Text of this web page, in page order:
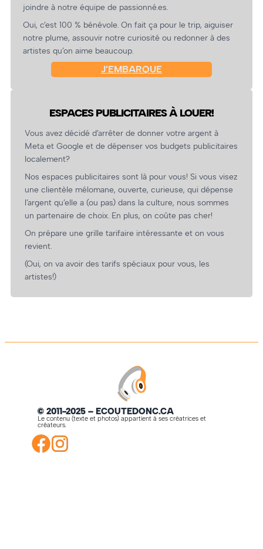
joindre à notre équipe de passionné.es.
Oui, c’est 100 % bénévole. On fait ça pour le trip, aiguiser
notre plume, assouvir notre curiosité ou redonner à des
artistes qu’on aime beaucoup.
J’EMBARQUE
ESPACES PUBLICITAIRES À LOUER!
Vous avez décidé d’arrêter de donner votre argent à
Meta et Google et de dépenser vos budgets publicitaires
localement?
Nos espaces publicitaires sont là pour vous! Si vous visez
une clientèle mélomane, ouverte, curieuse, qui dépense
l’argent qu’elle a (ou pas) dans la culture, nous sommes
un partenaire de choix. En plus, on coûte pas cher!
On prépare une grille tarifaire intéressante et on vous
revient.
(Oui, on va avoir des tarifs spéciaux pour vous, les
artistes!)
© 2011-2025 – ECOUTEDONC.CA
Le contenu (texte et photos) appartient à ses créatrices et
créateurs.